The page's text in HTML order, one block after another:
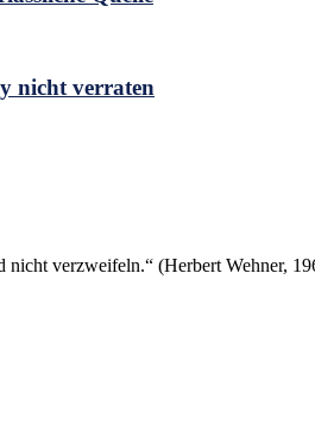
nicht verraten
nicht verzweifeln.“ (Herbert Wehner,